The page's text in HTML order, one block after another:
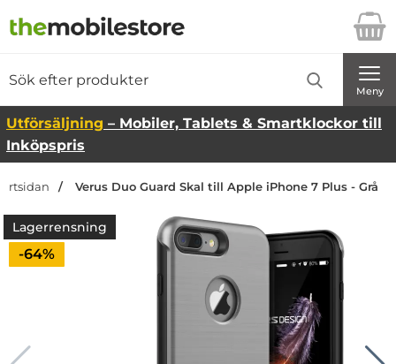
Startsidan för Danira Telecom AB
Meny
Utförsäljning – Mobiler, Tablets & Smartklockor till
Inköpspris
Verus Duo Guard Skal till Apple iPhone 7 Plus - Grå
Lagerrensning
Priset är nedsatt med
-64%